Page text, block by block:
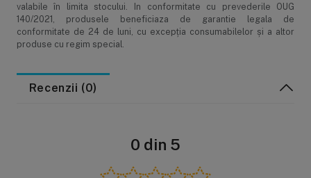
valabile în limita stocului. In conformitate cu prevederile OUG
140/2021, produsele beneficiaza de garantie legala de
conformitate de 24 de luni, cu excepția consumabilelor și a altor
produse cu regim special.
Recenzii (0)
0 din 5